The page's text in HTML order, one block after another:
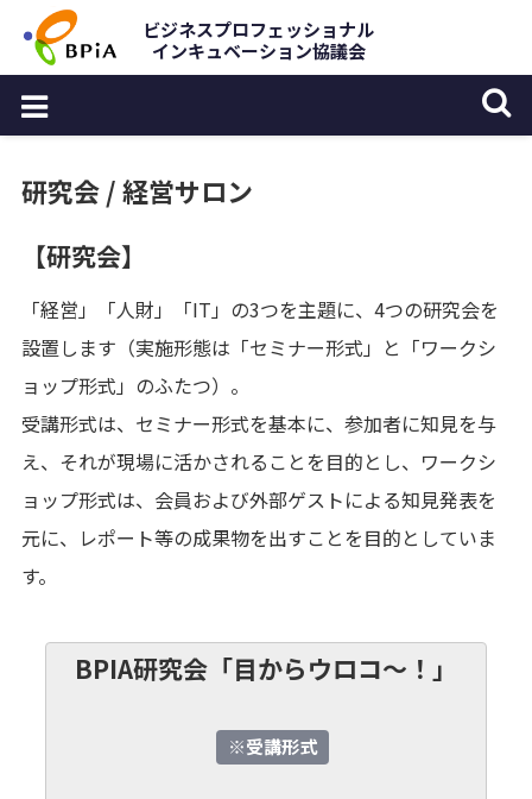
content
ビジネスプロフェッショナル
インキュベーション協議会
研究会 / 経営サロン
【研究会】
「経営」「人財」「IT」の3つを主題に、4つの研究会を
設置します（実施形態は「セミナー形式」と「ワークシ
ョップ形式」のふたつ）。
受講形式は、セミナー形式を基本に、参加者に知見を与
え、それが現場に活かされることを目的とし、ワークシ
ョップ形式は、会員および外部ゲストによる知見発表を
元に、レポート等の成果物を出すことを目的としていま
す。
BPIA研究会「目からウロコ～！」
※受講形式